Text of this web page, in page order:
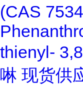
(CAS
thienyl-
啉 现货供